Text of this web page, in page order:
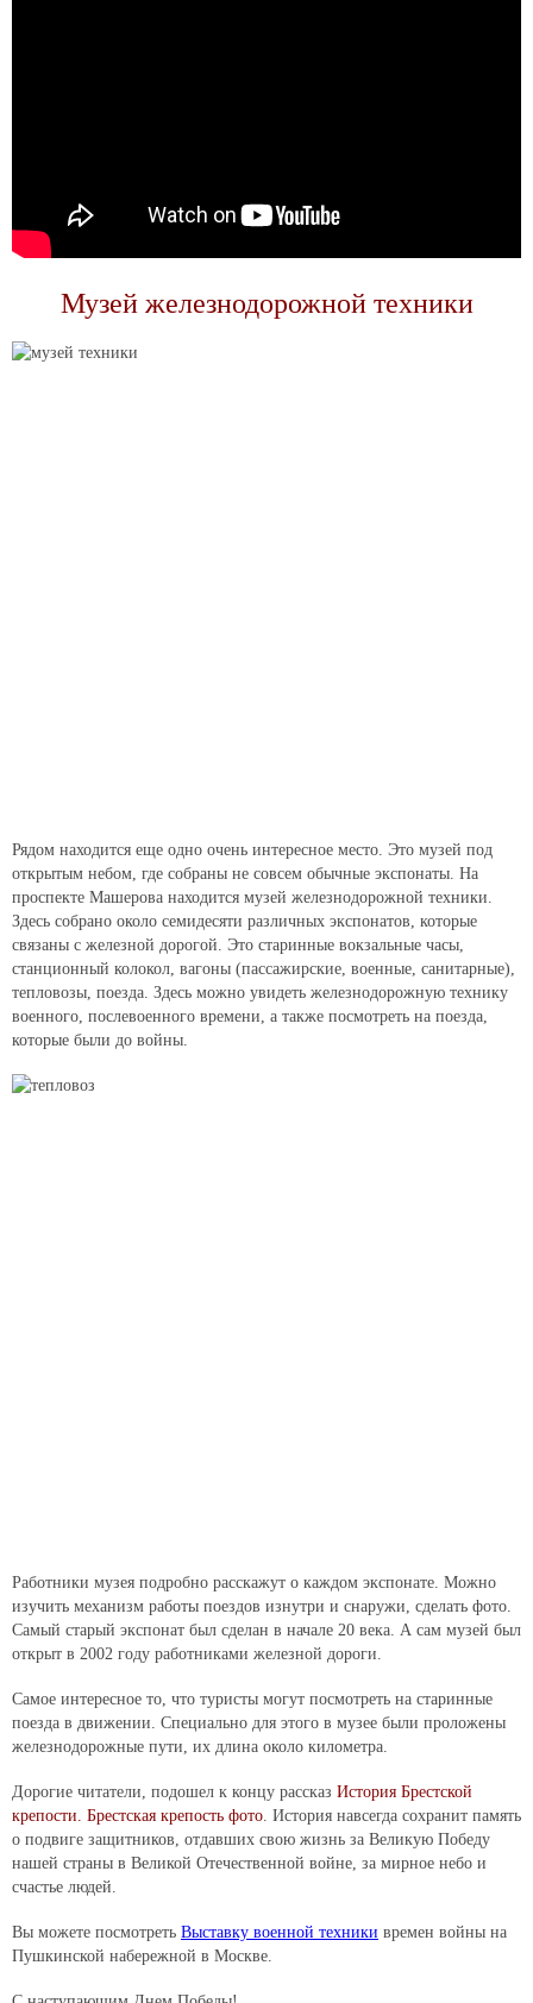
Музей железнодорожной техники
Рядом находится еще одно очень интересное место. Это музей под
открытым небом, где собраны не совсем обычные экспонаты. На
проспекте Машерова находится музей железнодорожной техники.
Здесь собрано около семидесяти различных экспонатов, которые
связаны с железной дорогой. Это старинные вокзальные часы,
станционный колокол, вагоны (пассажирские, военные, санитарные),
тепловозы, поезда. Здесь можно увидеть железнодорожную технику
военного, послевоенного времени, а также посмотреть на поезда,
которые были до войны.
Работники музея подробно расскажут о каждом экспонате. Можно
изучить механизм работы поездов изнутри и снаружи, сделать фото.
Самый старый экспонат был сделан в начале 20 века. А сам музей был
открыт в 2002 году работниками железной дороги.
Самое интересное то, что туристы могут посмотреть на старинные
поезда в движении. Специально для этого в музее были проложены
железнодорожные пути, их длина около километра.
Дорогие читатели, подошел к концу рассказ История Брестской
крепости. Брестская крепость фото. История навсегда сохранит память
о подвиге защитников, отдавших свою жизнь за Великую Победу
нашей страны в Великой Отечественной войне, за мирное небо и
счастье людей.
Вы можете посмотреть Выставку военной техники времен войны на
Пушкинской набережной в Москве.